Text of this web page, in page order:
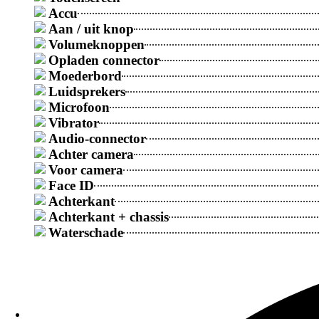
Galaxy S
Populaire Reparaties
Samsung reparatieprijs na vochtprobleem
Samsung Galaxy-scherm Vervangingsprijs
Samsung Galaxy oplaadconnector
Samsung Galaxy batterij vervangingsprijs
Accu
Aan / uit knop
Volumeknoppen
Opladen connector
Moederbord
Luidsprekers
Microfoon
Vibrator
Audio-connector
Achter camera
Voor camera
Face ID
Achterkant
Achterkant + chassis
Waterschade